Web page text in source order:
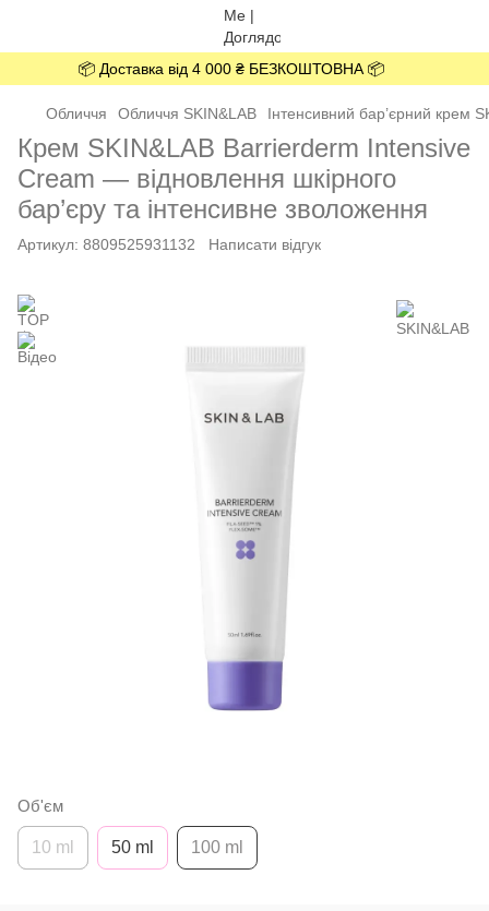
📦 Доставка від 4 000 ₴ БЕЗКОШТОВНА 📦
Обличчя Обличчя SKIN&LAB Інтенсивний бар’єрний крем
Крем SKIN&LAB Barrierderm Intensive
Cream — відновлення шкірного
бар’єру та інтенсивне зволоження
Артикул: 8809525931132 Написати відгук
Об'єм
10 ml 50 ml 100 ml